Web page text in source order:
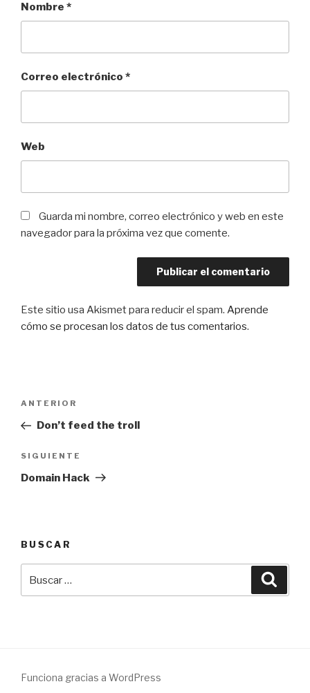
Nombre *
Correo electrónico *
Web
Guarda mi nombre, correo electrónico y web en este
navegador para la próxima vez que comente.
Este sitio usa Akismet para reducir el spam. Aprende
cómo se procesan los datos de tus comentarios.
entradas
Entrada
anterior:
ANTERIOR
Don’t feed the troll
Siguiente
entrada
SIGUIENTE
Domain Hack
BUSCAR
por:
Funciona gracias a WordPress